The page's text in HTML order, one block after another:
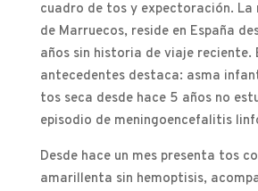
cuadro de tos y expectoración. La
de Marruecos, reside en España
años sin historia de viaje reciente.
antecedentes destaca: asma
tos seca desde hace 5 años no
episodio de meningoencefalitis
Desde hace un mes presenta tos
amarillenta sin hemoptisis,